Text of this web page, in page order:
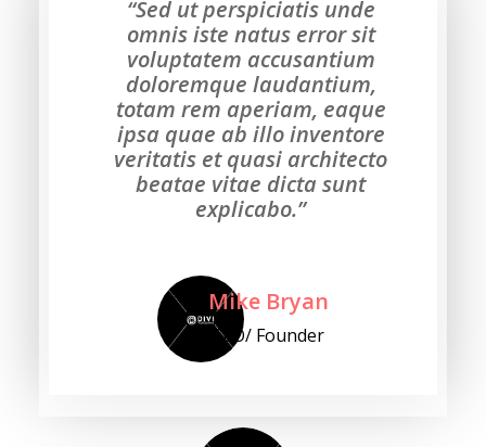
“Sed ut perspiciatis unde
omnis iste natus error sit
voluptatem accusantium
doloremque laudantium,
totam rem aperiam, eaque
ipsa quae ab illo inventore
veritatis et quasi architecto
beatae vitae dicta sunt
explicabo.”
Mike Bryan
CEO/ Founder